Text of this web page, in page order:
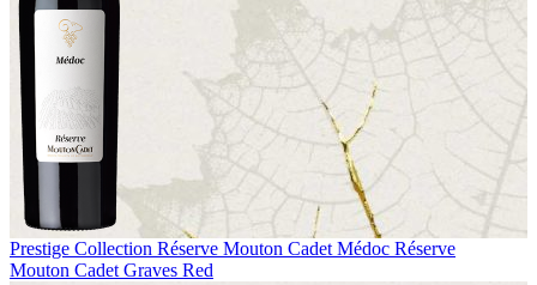
Prestige Collection Réserve Mouton Cadet Médoc Réserve
Mouton Cadet Graves Red